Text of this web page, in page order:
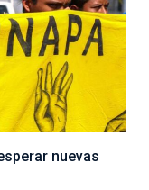
nuevas